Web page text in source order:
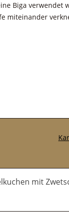
Biga verwendet
miteinander
mit